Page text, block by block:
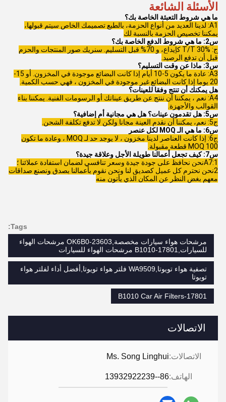
الاتصالات
الاتصالات:Ms. Song Linghui
الهاتف:86--13932922239
الأسئلة الشائعة
ما هي شروط التعبئة الخاصة بك؟
A1: لدينا العديد من أنواع الحزمة، بالطبع تصميمك الخاص سيتم قبولها،
يمكننا تخصيص الحزمة بالنسبة لك
س2: ما هي شروط الدفع الخاصة بك؟
ج: T/T 30% كإيداع، و 70% قبل التسليم. سنريك صور المنتجات والحزم
قبل أن تدفع الرصيد.
س3: ماذا عن وقت التسليم؟
A3: عادة ما يكون 5-10 أيام إذا كانت البضائع موجودة في المخزون. أو 15-
20 يوما إذا كانت البضائع غير موجودة في المخزون ، فهي حسب الكمية.
هل يمكنك أن تنتج وفقا للعينات؟
A4: نعم ، يمكننا أن ننتج عن طريق عيناتك أو الرسومات الفنية. يمكننا بناء
القوالب والأجهزة.
س5: هل تقدمون عينات؟ هل هي مجانية أم إضافية؟
ج5: نعم، يمكننا أن نقدم العينة مجانا ولكن لا تدفع تكلفة الشحن.
س6: ما هي الـ MOQ لكل عنصر
ج6: إذا كانت العناصر لدينا مخزون ، لا يوجد حد لـ MOQ ، وعادة ما تكون
MOQ 100 قطعة مقبولة.
س7: كيف تجعل أعمالنا طويلة الأجل وعلاقة جيدة؟
A7:1نحن نحافظ على جودة جيدة وسعر تنافسي لضمان استفادة عملائنا ؛
2نحن نحترم كل عميل كصديق لنا ونحن نقوم بأعمالنا بصدق ونصنع صداقات
معهم بغض النظر عن المكان الذي يأتون منه
Tags:
مرشحات هواء سيارات مخصصة,OK6B0-23603 مرشحات الهواء
للسيارات,17801-B1010 مرشحات الهواء للسيارات
تصفية هواء تويوتا,WA9509 فلتر هواء تويوتا,أفضل أداء لفلتر هواء
تويوتا
17801-B1010 Car Air Filters